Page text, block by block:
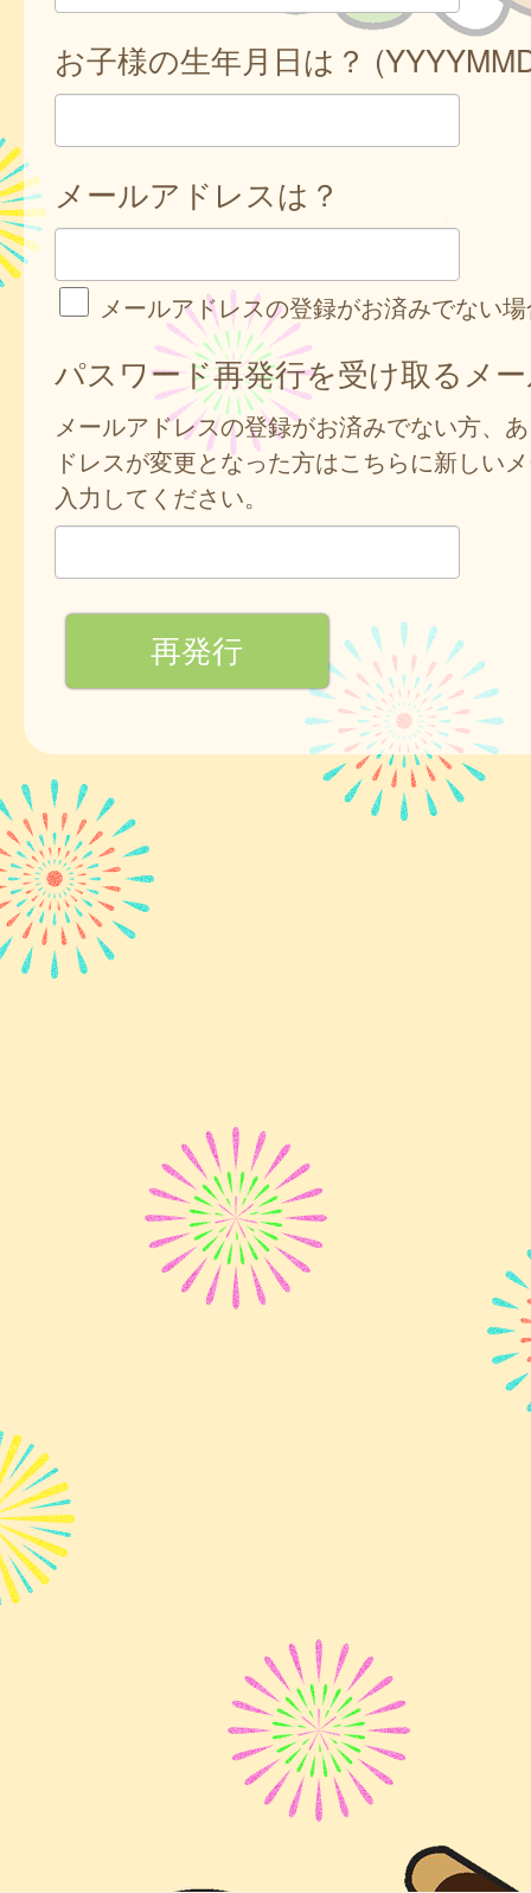
お子様の生年月日は？
メールアドレスは？
メールアドレスの登録がお済みでない
パスワード再発行を受け取るメ
メールアドレスの登録がお済みでない方、
ドレスが変更となった方はこちらに新しい
入力してください。